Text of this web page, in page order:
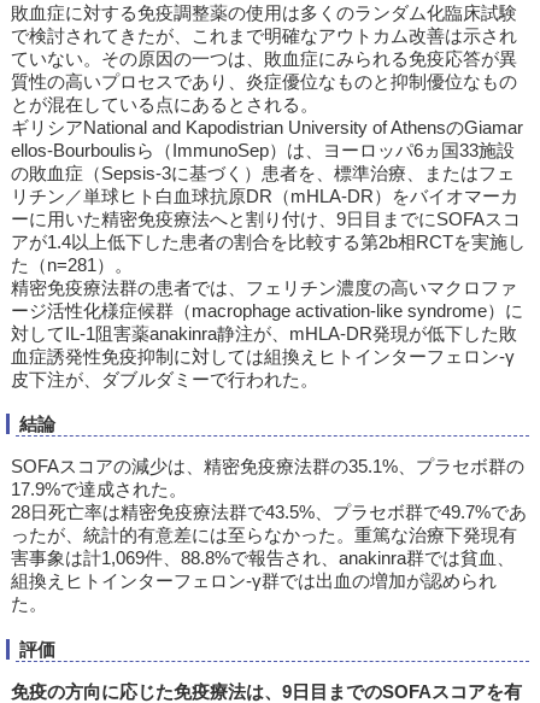
敗血症に対する免疫調整薬の使用は多くのランダム化臨床試験
で検討されてきたが、これまで明確なアウトカム改善は示され
ていない。その原因の一つは、敗血症にみられる免疫応答が異
質性の高いプロセスであり、炎症優位なものと抑制優位なもの
とが混在している点にあるとされる。
ギリシアNational and Kapodistrian University of AthensのGiamar
ellos-Bourboulisら（ImmunoSep）は、ヨーロッパ6ヵ国33施設
の敗血症（Sepsis-3に基づく）患者を、標準治療、またはフェ
リチン／単球ヒト白血球抗原DR（mHLA-DR）をバイオマーカ
ーに用いた精密免疫療法へと割り付け、9日目までにSOFAスコ
アが1.4以上低下した患者の割合を比較する第2b相RCTを実施し
た（n=281）。
精密免疫療法群の患者では、フェリチン濃度の高いマクロファ
ージ活性化様症候群（macrophage activation-like syndrome）に
対してIL-1阻害薬anakinra静注が、mHLA-DR発現が低下した敗
血症誘発性免疫抑制に対しては組換えヒトインターフェロン-γ
皮下注が、ダブルダミーで行われた。
結論
SOFAスコアの減少は、精密免疫療法群の35.1%、プラセボ群の
17.9%で達成された。
28日死亡率は精密免疫療法群で43.5%、プラセボ群で49.7%であ
ったが、統計的有意差には至らなかった。重篤な治療下発現有
害事象は計1,069件、88.8%で報告され、anakinra群では貧血、
組換えヒトインターフェロン-γ群では出血の増加が認められ
た。
評価
免疫の方向に応じた免疫療法は、9日目までのSOFAスコアを有